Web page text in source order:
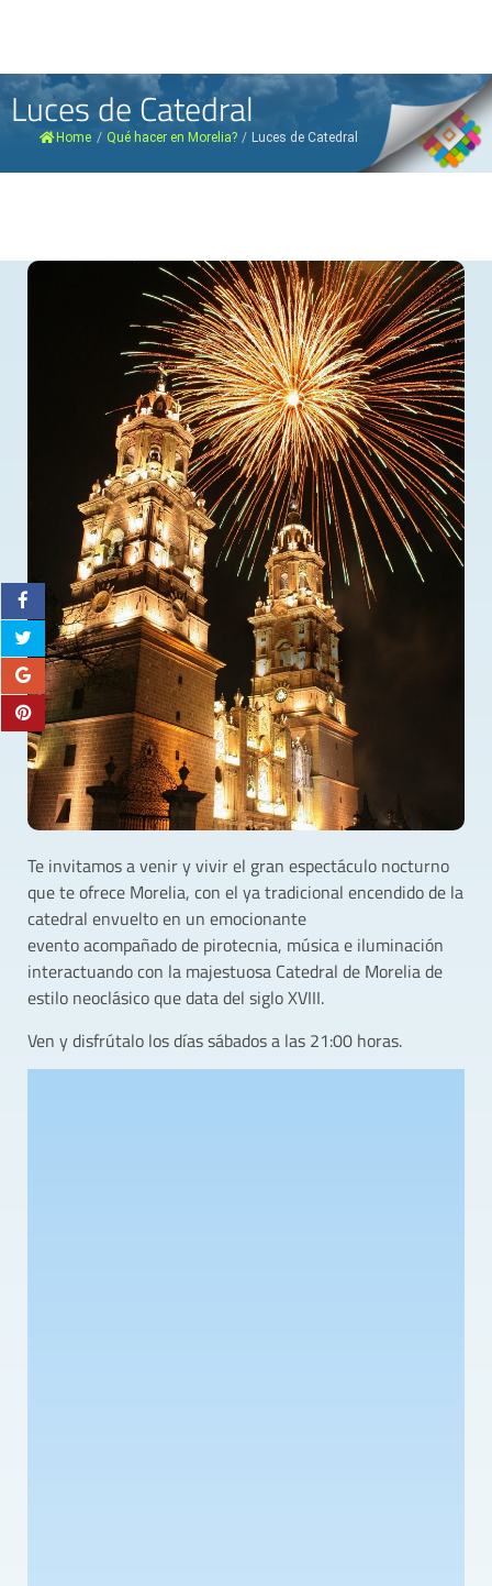
Luces de Catedral
Home / Qué hacer en Morelia? / Luces de Catedral
Te invitamos a venir y vivir el gran espectáculo nocturno
que te ofrece Morelia, con el ya tradicional encendido de la
catedral envuelto en un emocionante
evento acompañado de pirotecnia, música e iluminación
interactuando con la majestuosa Catedral de Morelia de
estilo neoclásico que data del siglo XVIII.
Ven y disfrútalo los días sábados a las 21:00 horas.